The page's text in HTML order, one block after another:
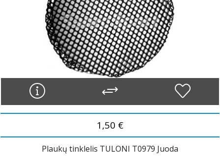
1,50 €
Plaukų tinklelis TULONI T0979 Juoda